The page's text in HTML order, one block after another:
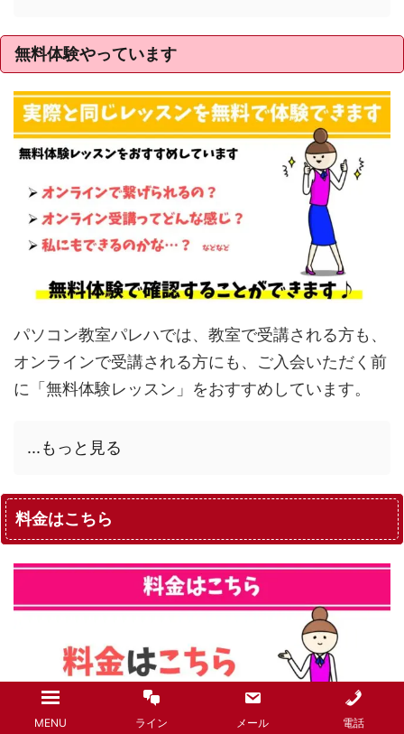
無料体験やっています
パソコン教室パレハでは、教室で受講される方も、
オンラインで受講される方にも、ご入会いただく前
に「無料体験レッスン」をおすすめしています。
...もっと見る
料金はこちら
MENU ライン メール 電話